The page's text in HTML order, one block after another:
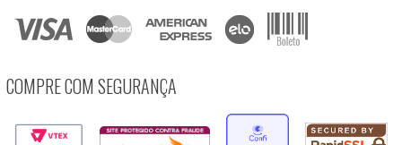
COMPRE COM SEGURANÇA